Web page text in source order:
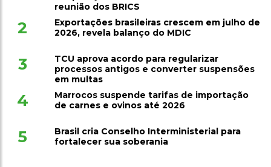
Exportações brasileiras crescem em julho de
2026, revela balanço do MDIC
processos antigos e converter suspensões
em multas
Marrocos suspende tarifas de importação
de carnes e ovinos até 2026
fortalecer sua soberania